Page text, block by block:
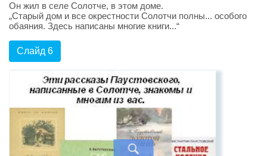
Он жил в селе Солотче, в этом доме.
„Старый дом и все окрестности Солотчи полны... особого
обаяния. Здесь написаны многие книги...“
Слайд 6